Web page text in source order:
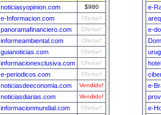
noticiasyopinion.com $980
e-Informacion.com Ofertar!
panoramafinanciero.com Ofertar!
informeambiental.com Ofertar!
guianoticias.com Ofertar!
informacionexclusiva.com Ofertar!
e-periodicos.com Ofertar!
noticiasdeeconomia.com Vendido!
noticiasdiarias.com Vendido!
informacionmundial.com Ofertar!
e-
e-
e-
e-